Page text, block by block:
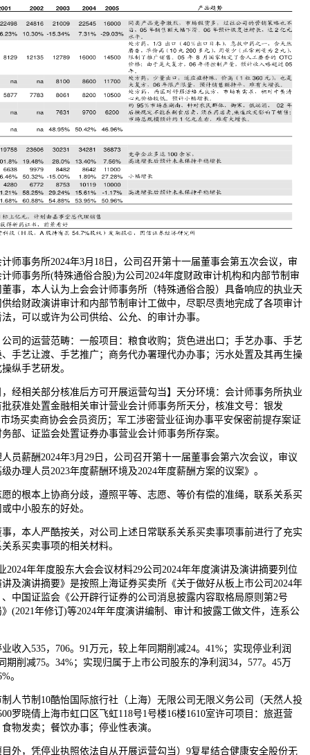
事务所2024年3月18日，公司召开第十一届董事会第五次会议，审
师事务所(特殊通俗合股)为公司2024年度财政审计机构和内部节制审
事，本人认为上会会计师事务所（特殊通俗合股）具备响应的执业天
给财政演讲审计和内部节制审计工做中，尽职尽责地完成了各项审计
，可以或许为公司供给、公允、的审计办事。
的运营范畴：一般项目：粮食收购；货色进出口；手艺办事、手艺
手艺让渡、手艺推广；商务代办署理代办办事；污水处置及其再生操
纵手艺研发。
相关部分核准后方可开展运营勾当】天分环境：会计师事务所执业
批获准处置金融相关审计营业会计师事务所天分，核准文号：银发
场买卖商协会会员资历；军工涉密营业征询办事平安保密前提存案证
部、证监会处置证券办事营业会计师事务所存案。
薪酬2024年3月29日，公司召开第十一届董事会第六次会议，审议
办理人员2023年度薪酬环境及2024年度薪酬方案的议案》。
根本上协商分歧，遵照平等、志愿、等价有偿的准绳，联系关系买
中小股东的好处。
本人严酷按关，对公司上述日常联系关系买卖事项事前进行了充实
系买卖事项的相关材料。
年年度股东大会会议材料29公司2024年年度演讲及演讲摘要列位
及演讲摘要》是按照上海证券买卖所《关于做好从板上市公司2024年
中国证监会《公开辟行证券的公司消息披露内容取格局原则第2号
(2021年修订)等2024年年度演讲编制、审计和披露工做文件，连系公
入535，706。91万元，较上年同期削减24。41%；实现停业利润
期削减75。34%；实现归属于上市公司股东的净利润34，577。45万
。
节制10酷怡国际旅行社（上海）无限公司无限义务公司（天然人投
罗晓倩上海市虹口区飞虹118号1号楼16楼1610室许可项目：旅逛营
物发卖；餐饮办事；停业性表演。
，凭停业执照依法自从开展运营勾当）9复星结合健康安全股份无